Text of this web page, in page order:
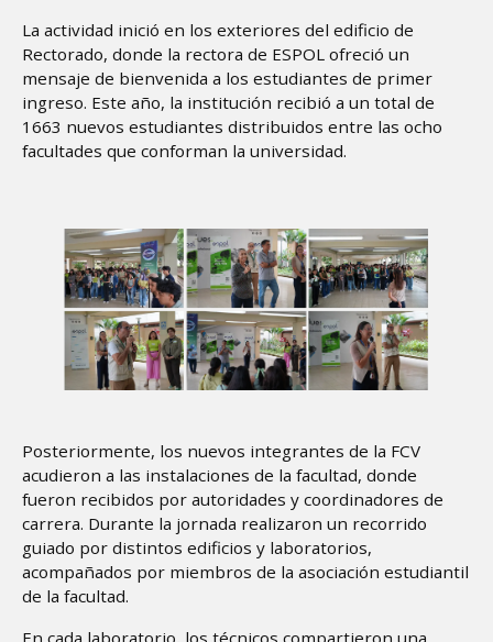
La actividad inició en los exteriores del edificio de
Rectorado, donde la rectora de ESPOL ofreció un
mensaje de bienvenida a los estudiantes de primer
ingreso. Este año, la institución recibió a un total de
1663 nuevos estudiantes distribuidos entre las ocho
facultades que conforman la universidad.
Image
Posteriormente, los nuevos integrantes de la FCV
acudieron a las instalaciones de la facultad, donde
fueron recibidos por autoridades y coordinadores de
carrera. Durante la jornada realizaron un recorrido
guiado por distintos edificios y laboratorios,
acompañados por miembros de la asociación estudiantil
de la facultad.